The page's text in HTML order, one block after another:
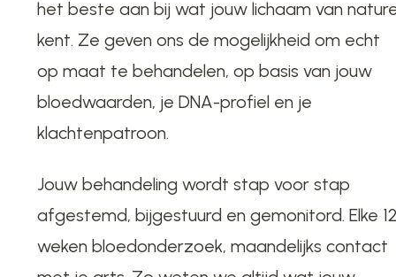
het beste aan bij wat jouw lichaam van
kent. Ze geven ons de mogelijkheid om echt
op maat te behandelen, op basis van jouw
bloedwaarden, je DNA-profiel en je
klachtenpatroon.
Jouw behandeling wordt stap voor stap
afgestemd, bijgestuurd en gemonitord. Elke
weken bloedonderzoek, maandelijks contact